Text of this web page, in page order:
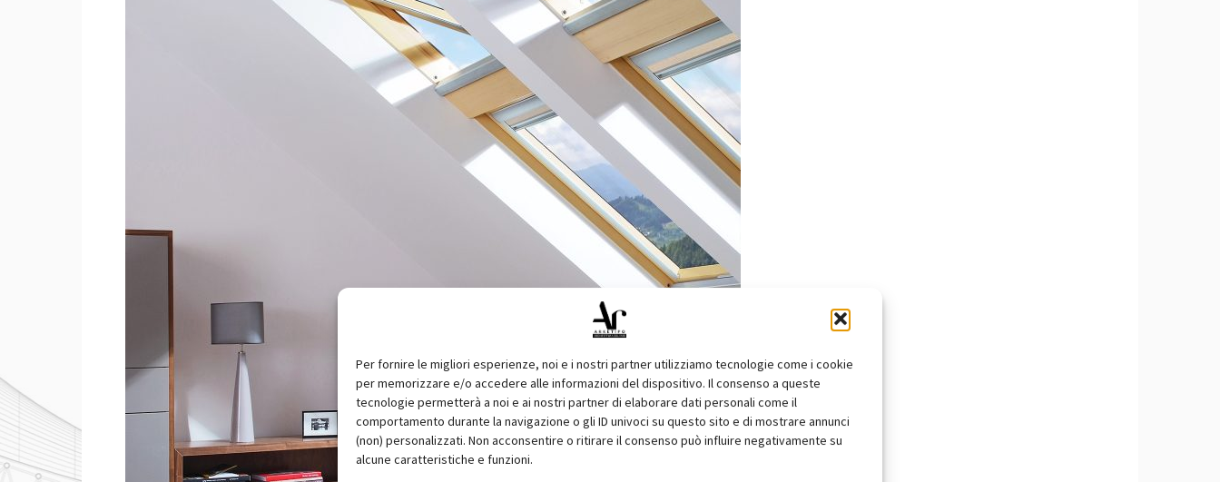
Per fornire le migliori esperienze, noi e i nostri partner utilizziamo tecnologie come i cookie
per memorizzare e/o accedere alle informazioni del dispositivo. Il consenso a queste
tecnologie permetterà a noi e ai nostri partner di elaborare dati personali come il
comportamento durante la navigazione o gli ID univoci su questo sito e di mostrare annunci
(non) personalizzati. Non acconsentire o ritirare il consenso può influire negativamente su
alcune caratteristiche e funzioni.